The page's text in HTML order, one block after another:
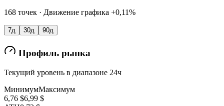
168 точек · Движение графика +0,11%
7д 30д 90д
Профиль рынка
Текущий уровень в диапазоне 24ч
МинимумМаксимум
6,76 $6,99 $